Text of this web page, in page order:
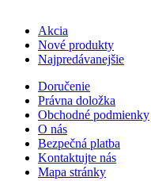
Akcia
Nové produkty
Najpredávanejšie
Doručenie
Právna doložka
Obchodné podmienky
O nás
Bezpečná platba
Kontaktujte nás
Mapa stránky